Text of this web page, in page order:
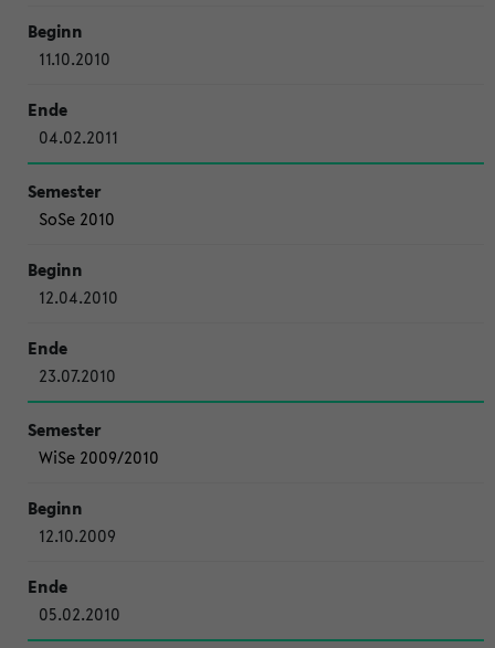
11.10.2010
04.02.2011
SoSe 2010
12.04.2010
23.07.2010
WiSe 2009/2010
12.10.2009
05.02.2010